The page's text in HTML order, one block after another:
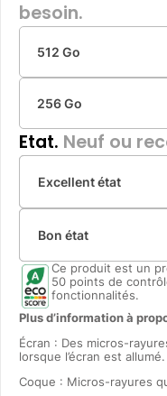
besoin.
512 Go
256 Go
Etat. Neuf ou
Excellent état
Bon état
Ce produit est un
50 points de
fonctionnalités.
Plus d’information à
Écran : Des micros-
lorsque l’écran est allumé.
Coque : Micros-rayures